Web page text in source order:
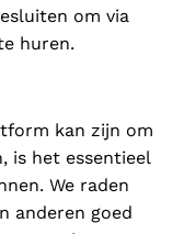
om via
huren.
kan zijn om
is het essentieel
We raden
anderen goed